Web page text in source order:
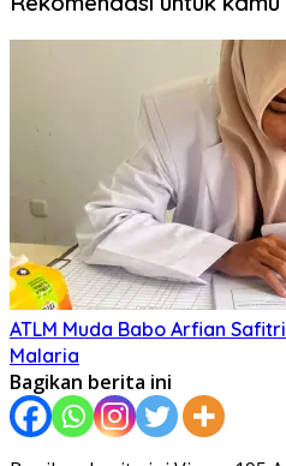
ATLM Muda Babo Arfian
Malaria
Bagikan berita ini